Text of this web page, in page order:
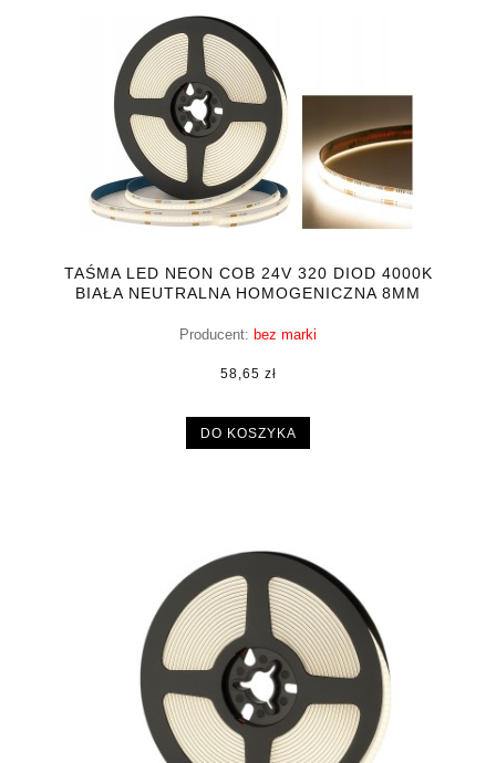
TAŚMA LED NEON COB 24V 320 DIOD 4000K
BIAŁA NEUTRALNA HOMOGENICZNA 8MM
Producent: bez marki
58,65 zł
DO KOSZYKA